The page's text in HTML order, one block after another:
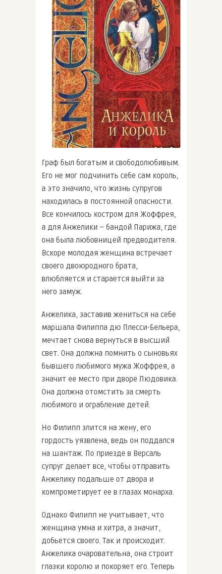
Граф был богатым и свободолюбивым.
Его не мог подчинить себе сам король,
а это значило, что жизнь супругов
находилась в постоянной опасности.
Все кончилось костром для Жоффрея,
а для Анжелики – бандой Парижа, где
она была любовницей предводителя.
Вскоре молодая женщина встречает
своего двоюродного брата,
влюбляется и старается выйти за
него замуж.
Анжелика, заставив жениться на себе
маршала Филиппа дю Плесси-Бельера,
мечтает снова вернуться в высший
свет. Она должна помнить о сыновьях
бывшего любимого мужа Жоффрея, а
значит ее место при дворе Людовика.
Она должна отомстить за смерть
любимого и ограбление детей.
Но Филипп злится на жену, его
гордость уязвлена, ведь он поддался
на шантаж. По приезде в Версаль
супруг делает все, чтобы отправить
Анжелику подальше от двора и
компрометирует ее в глазах монарха.
Однако Филипп не учитывает, что
женщина умна и хитра, а значит,
добьется своего. Так и происходит.
Анжелика очаровательна, она строит
глазки королю и покоряет его. Теперь